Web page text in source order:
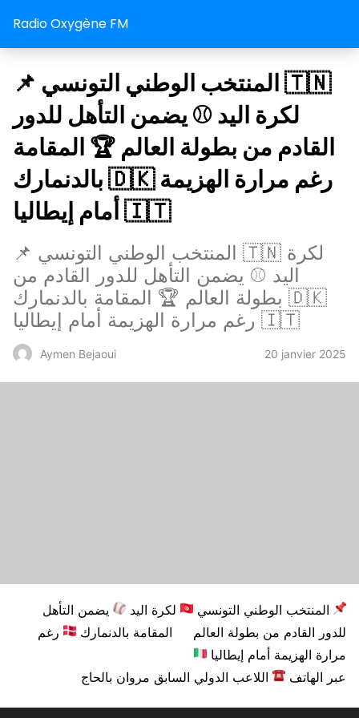
Radio Oxygène FM
📌 المنتخب الوطني التونسي 🇹🇳
لكرة اليد ⚾️ يضمن التأهل للدور
القادم من بطولة العالم 🏆 المقامة
بالدنمارك 🇩🇰 رغم مرارة الهزيمة
أمام إيطاليا 🇮🇹
📌 المنتخب الوطني التونسي 🇹🇳 لكرة
اليد ⚾️ يضمن التأهل للدور القادم من
بطولة العالم 🏆 المقامة بالدنمارك 🇩🇰
رغم مرارة الهزيمة أمام إيطاليا 🇮🇹
Aymen Bejaoui 20 janvier 2025
المنتخب الوطني التونسي لكرة اليد
يضمن التأهل
للدور القادم من بطولة العالم
المقامة بالدنمارك
رغم
مرارة الهزيمة أمام إيطاليا
عبر الهاتف
اللاعب الدولي السابق مروان بالحاج